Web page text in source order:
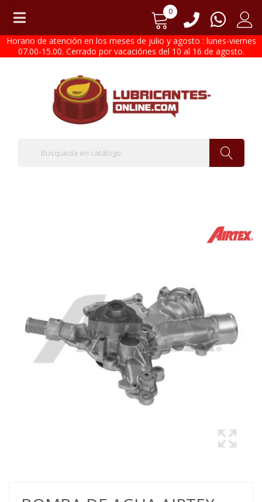
0
Horario de atención en los meses de julio y agosto : lunes-viernes
07.00-15.00. Cerrado por vacaciónes del 10 al 16 de agosto.